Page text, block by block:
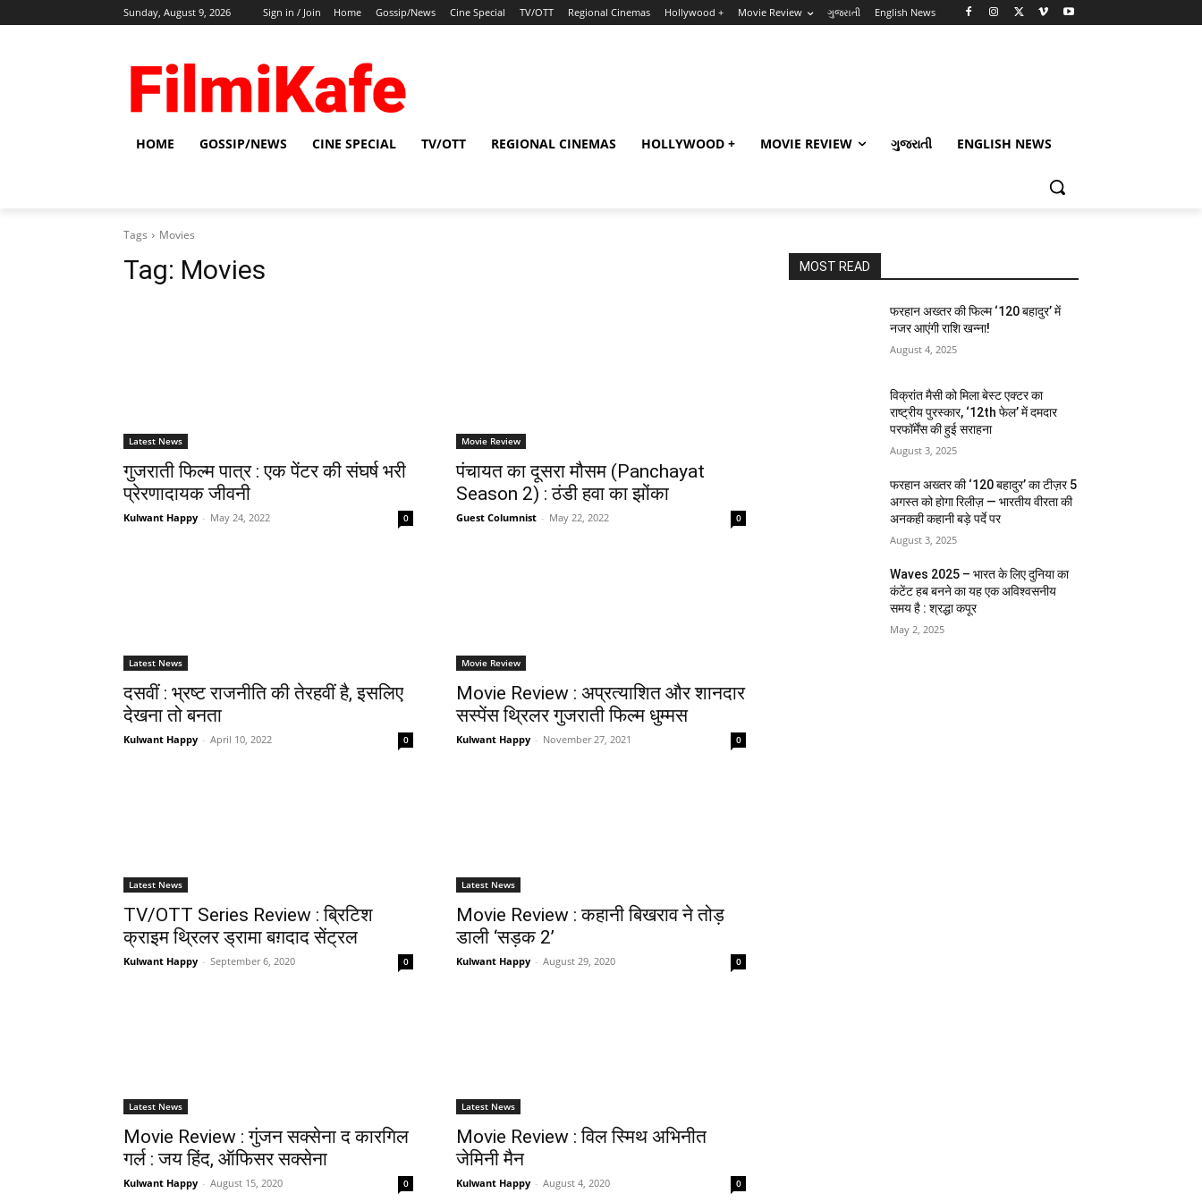
Sunday, August 9, 2026 Sign in / Join Home Gossip/News Cine Special TV/OTT Regional Cinemas Hollywood + Movie Review ગુજરાતી English News
HOME GOSSIP/NEWS CINE SPECIAL TV/OTT REGIONAL CINEMAS HOLLYWOOD + MOVIE REVIEW ગુજરાતી ENGLISH NEWS
Tags Movies
Tag: Movies
Latest News
गुजराती फिल्‍म पात्र : एक पेंटर की संघर्ष भरी
प्रेरणादायक जीवनी
Kulwant Happy - May 24, 2022 0
Movie Review
पंचायत का दूसरा मौसम (Panchayat
Season 2) : ठंडी हवा का झोंका
Guest Columnist - May 22, 2022 0
Latest News
दसवीं : भ्रष्ट राजनीति की तेरहवीं है, इसलिए
देखना तो बनता
Kulwant Happy - April 10, 2022 0
Movie Review
Movie Review : अप्रत्याशित और शानदार
सस्पेंस थ्रिलर गुजराती फिल्म धुम्मस
Kulwant Happy - November 27, 2021 0
Latest News
TV/OTT Series Review : ब्रिटिश
क्राइम थ्रिलर ड्रामा बग़दाद सेंट्रल
Kulwant Happy - September 6, 2020 0
Latest News
Movie Review : कहानी बिखराव ने तोड़
डाली ‘सड़क 2’
Kulwant Happy - August 29, 2020 0
Latest News
Movie Review : गुंजन सक्‍सेना द कारगिल
गर्ल : जय हिंद, ऑफिसर सक्‍सेना
Kulwant Happy - August 15, 2020 0
Latest News
Movie Review : विल स्‍मि‍थ अभिनीत
जेम‍िनी मैन
Kulwant Happy - August 4, 2020 0
MOST READ
फरहान अख्तर की फिल्म ‘120 बहादुर’ में
नजर आएंगी राशि खन्ना!
August 4, 2025
विक्रांत मैसी को मिला बेस्ट एक्टर का
राष्ट्रीय पुरस्कार, ‘12th फेल’ में दमदार
परफॉर्मेंस की हुई सराहना
August 3, 2025
फरहान अख्तर की ‘120 बहादुर’ का टीज़र 5
अगस्त को होगा रिलीज़ — भारतीय वीरता की
अनकही कहानी बड़े पर्दे पर
August 3, 2025
Waves 2025 – भारत के लिए दुनिया का
कंटेंट हब बनने का यह एक अविश्वसनीय
समय है : श्रद्धा कपूर
May 2, 2025